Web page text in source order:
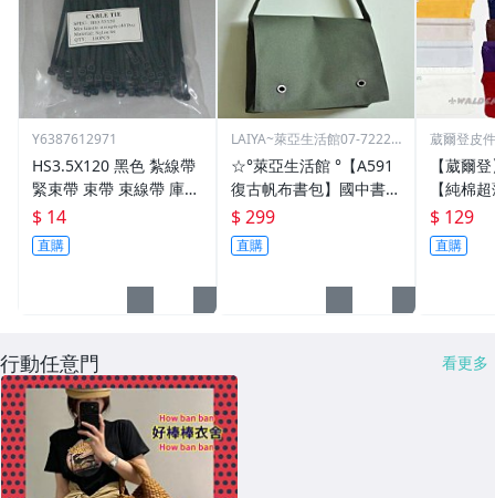
Y6387612971
HS3.5X120 黑色 紮線帶
緊束帶 束帶 束線帶 庫存
出清大特價 3.5*120
$ 14
直購
LAIYA~萊亞生活館07-72229
☆°萊亞生活館 °【A591
復古帆布書包】國中書
包-高中書包
$ 299
直購
葳爾登皮
【葳爾
【純棉
多本護
吸汗運
包隱形
$ 129
直購
行動任意門 看更多